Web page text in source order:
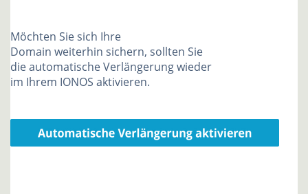
Möchten Sie sich Ihre
Domain weiterhin sichern, sollten Sie
die automatische Verlängerung wieder
im Ihrem IONOS aktivieren.